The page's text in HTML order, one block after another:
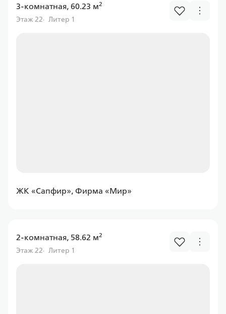
Программа
Семейная
Россельхоз банк
3-комнатная, 60.23 м2
Этаж 22 Литер 1
ЖК «Сапфир», Фирма «Мир»
2-комнатная, 58.62 м2
Этаж 22 Литер 1